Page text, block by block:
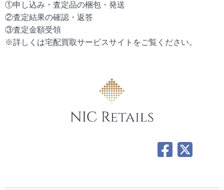
①申し込み・査定品の梱包・発送
②査定結果の確認・返答
③査定金額受領
※詳しくは宅配買取サービスサイトをご覧ください。